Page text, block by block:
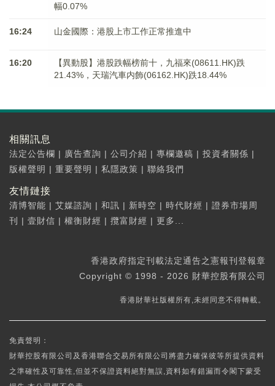
幅0.07%
16:24 山金國際：港股上市工作正常推進中
16:20
【異動股】港股跌幅榜前十，九福來(08611.HK)跌
21.43%，天瑞汽車内飾(06162.HK)跌18.44%
相關訊息
法定公告欄 | 廣告查詢 | 公司介紹 | 專欄邀稿 | 投資者關係 |
版權聲明 | 重要聲明 | 私隱政策 | 聯絡我們
友情鏈接
清博智能 | 艾媒諮詢 | 和訊 | 新時空 | 時代財經 | 證券市場周
刊
| 壹財信 | 權衡財經 | 攬富財經 | 更多...
香港政府指定刊載法定通告之憲報刊登報章
Copyright © 1998 - 2026 財華控股有限公司
香港財華社版權所有,未經同意不得轉載。
免責聲明：
財華控股有限公司及香港聯合交易所有限公司將盡力確保彼等所提供資料
之準確性及可靠性,但並不保證資料絕對無誤,資料如有錯漏而令閣下蒙受